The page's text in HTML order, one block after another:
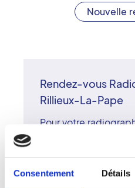
Consentement Détails
Nouvelle
Rendez-vous
Rillieux-La-Pape
Pour votre
expertise médicale